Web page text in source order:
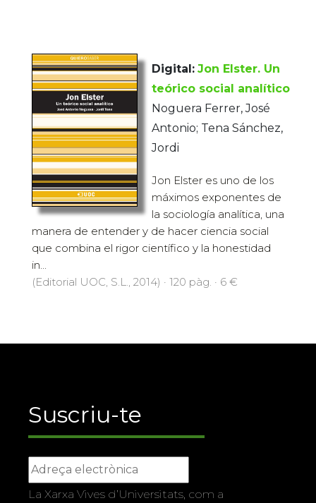
Digital: Jon Elster. Un
teórico social analítico
Noguera Ferrer, José
Antonio; Tena Sánchez,
Jordi
Jon Elster es uno de los
máximos exponentes de
la sociología analítica, una
manera de entender y de hacer ciencia social
que combina el rigor científico y la honestidad
in...
(Editorial UOC, S.L., 2014) · 120 pàg. · 6 €
Suscriu-te
La Xarxa Vives d’Universitats, com a